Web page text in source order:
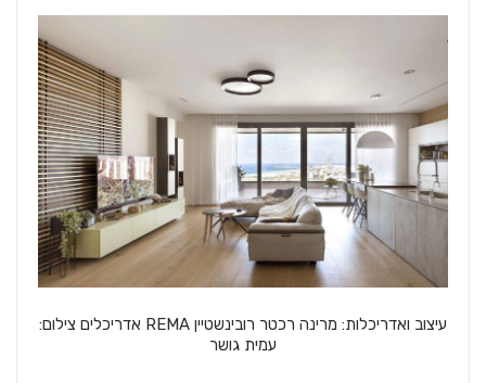
עיצוב ואדריכלות: מרינה רכטר רובינשטיין REMA אדריכלים צילום:
עמית גושר